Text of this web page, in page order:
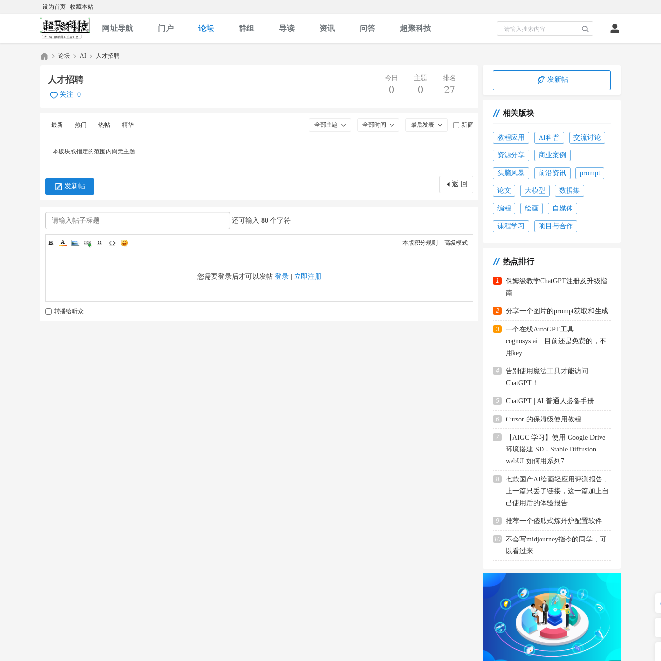
设为首页 收藏本站
网址导航 门户 论坛 群组 导读 资讯 问答 超聚科技
啦
»
论坛 AI 人才招聘
今日
0
主题
0
排名
27
人才招聘
关注 0
最新 热门 热帖 精华 新窗
最后发表
全部时间
全部主题
本版块或指定的范围内尚无主题
返 回
发新帖
还可输入 80 个字符
本版积分规则 高级模式
您需要登录后才可以发帖 登录| 立即注册
转播给听众
发新帖
相关版块
教程应用 AI科普 交流讨论
资源分享 商业案例
头脑风暴 前沿资讯 prompt
论文 大模型 数据集
编程 绘画 自媒体
课程学习 项目与合作
热点排行
1
保姆级教学ChatGPT注册及升级指
南
2 分享一个图片的prompt获取和生成
3
一个在线AutoGPT工具
cognosys.ai，目前还是免费的，不
用key
4
告别使用魔法工具才能访问
ChatGPT！
5 ChatGPT | AI 普通人必备手册
6 Cursor 的保姆级使用教程
7
【AIGC 学习】使用 Google Drive
环境搭建 SD - Stable Diffusion
webUI 如何用系列7
8
七款国产AI绘画轻应用评测报告，
上一篇只丢了链接，这一篇加上自
己使用后的体验报告
9 推荐一个傻瓜式炼丹炉配置软件
10
不会写midjourney指令的同学，可
以看过来